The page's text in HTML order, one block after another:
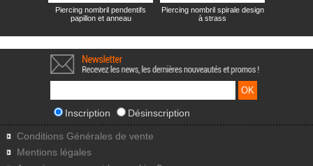
Piercing nombril pendentifs
papillon et anneau
Piercing nombril spirale design
à strass
Inscription Désinscription
Conditions Générales de vente
Mentions légales